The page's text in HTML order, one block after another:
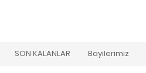
SON KALANLAR Bayilerimiz